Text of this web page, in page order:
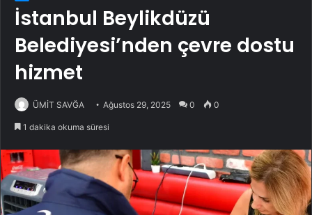
İstanbul Beylikdüzü
Belediyesi’nden çevre dostu
hizmet
ÜMİT SAVĞA Ağustos 29, 2025 0 0
1 dakika okuma süresi